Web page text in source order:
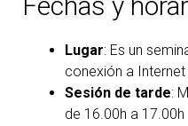
Lugar: Es un
conexión a
Sesión de tarde:
de 16.00h a 17.00h